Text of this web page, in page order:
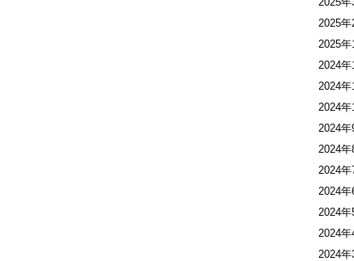
2025年
2025年
2024
2024
2024
2024年
2024年
2024年
2024年
2024年
2024年
2024年